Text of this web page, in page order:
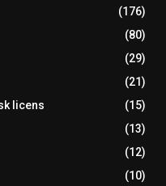
(176)
(80)
(29)
(21)
licens
(15)
(13)
(12)
(10)